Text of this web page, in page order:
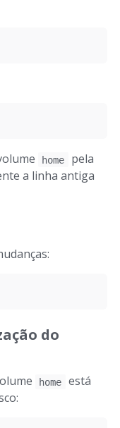
home
pela
a linha antiga
do
home
está